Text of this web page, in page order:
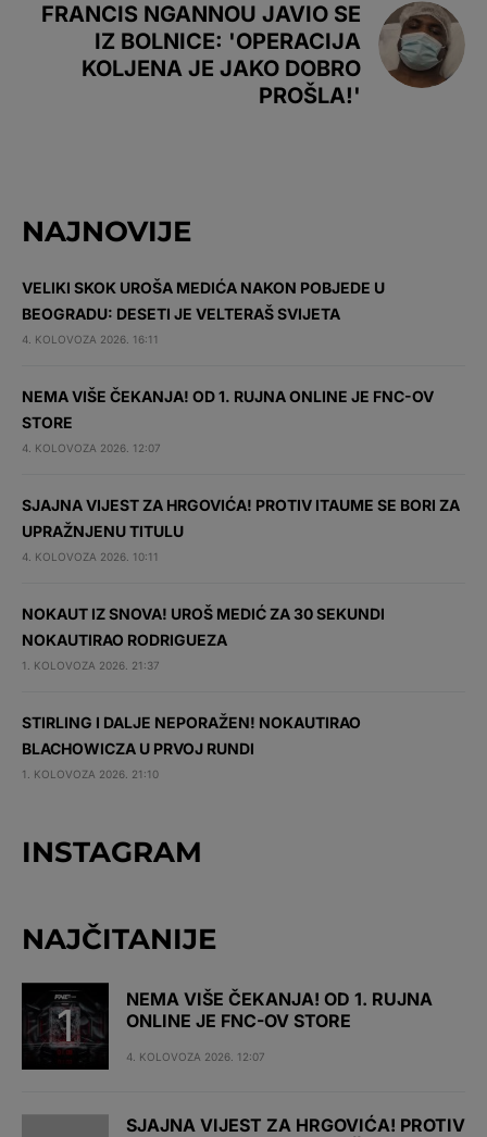
FRANCIS NGANNOU JAVIO SE
IZ BOLNICE: 'OPERACIJA
KOLJENA JE JAKO DOBRO
PROŠLA!'
NAJNOVIJE
VELIKI SKOK UROŠA MEDIĆA NAKON POBJEDE U
BEOGRADU: DESETI JE VELTERAŠ SVIJETA
4. KOLOVOZA 2026. 16:11
NEMA VIŠE ČEKANJA! OD 1. RUJNA ONLINE JE FNC-OV
STORE
4. KOLOVOZA 2026. 12:07
SJAJNA VIJEST ZA HRGOVIĆA! PROTIV ITAUME SE BORI ZA
UPRAŽNJENU TITULU
4. KOLOVOZA 2026. 10:11
NOKAUT IZ SNOVA! UROŠ MEDIĆ ZA 30 SEKUNDI
NOKAUTIRAO RODRIGUEZA
1. KOLOVOZA 2026. 21:37
STIRLING I DALJE NEPORAŽEN! NOKAUTIRAO
BLACHOWICZA U PRVOJ RUNDI
1. KOLOVOZA 2026. 21:10
INSTAGRAM
NAJČITANIJE
NEMA VIŠE ČEKANJA! OD 1. RUJNA
ONLINE JE FNC-OV STORE
4. KOLOVOZA 2026. 12:07
SJAJNA VIJEST ZA HRGOVIĆA! PROTIV